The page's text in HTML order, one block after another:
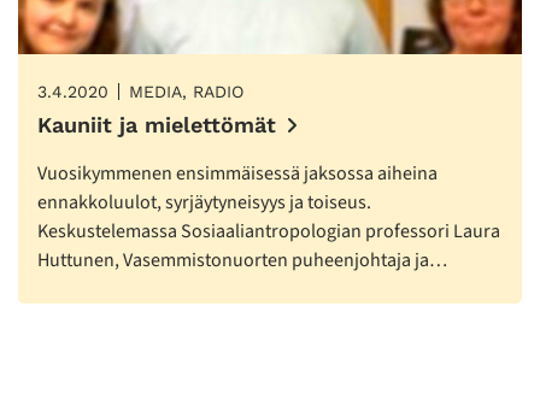
3.4.2020 MEDIA, RADIO
Kauniit ja mielettömät
Vuosikymmenen ensimmäisessä jaksossa aiheina
ennakkoluulot, syrjäytyneisyys ja toiseus.
Keskustelemassa Sosiaaliantropologian professori Laura
Huttunen, Vasemmistonuorten puheenjohtaja ja…